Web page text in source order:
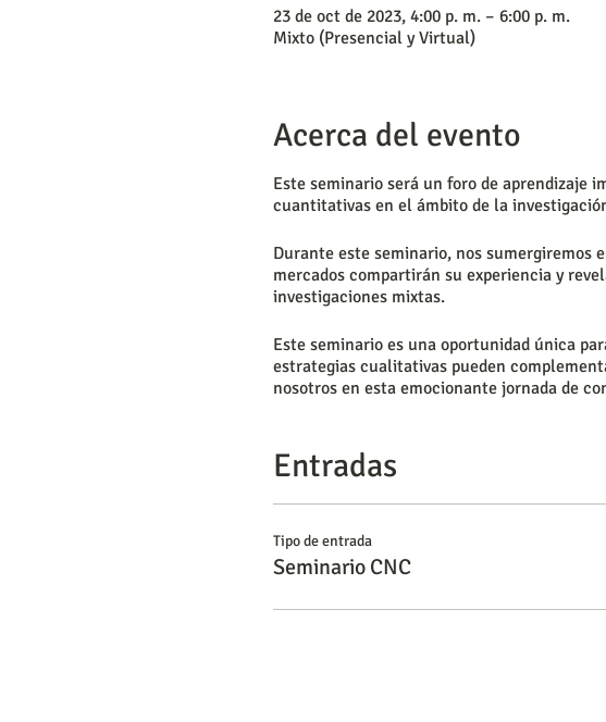
23 de oct de 2023, 4:00 p. m. – 6:00 p. m.
Mixto (Presencial y Virtual)
Acerca del evento
Este seminario será un foro de aprendizaje
cuantitativas en el ámbito de la
Durante este seminario, nos sumergiremos
mercados compartirán su experiencia y
investigaciones mixtas.
Este seminario es una oportunidad única
estrategias cualitativas pueden
nosotros en esta emocionante jornada de
Entradas
Tipo de entrada
Seminario CNC